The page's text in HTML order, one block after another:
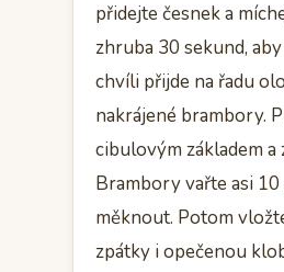
přidejte česnek a
zhruba 30 sekund,
chvíli přijde na řadu
nakrájené brambory.
cibulovým základem a
Brambory vařte asi
měknout. Potom
zpátky i opečenou